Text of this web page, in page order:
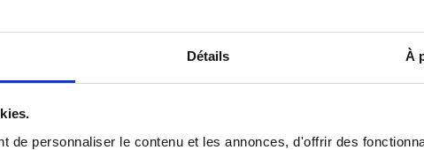
Détails À
de personnaliser le contenu et les annonces, d'offrir des
Kubanek